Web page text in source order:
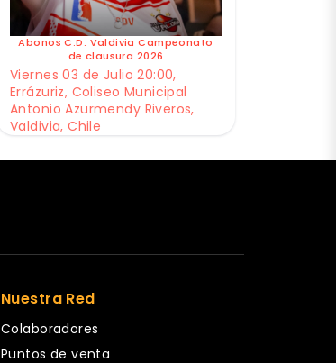
Abonos C.D. Valdivia Campeonato
de clausura 2026
Viernes 03 de Julio 20:00,
Errázuriz, Coliseo Municipal
Antonio Azurmendy Riveros,
Valdivia, Chile
Nuestra Red
Colaboradores
Puntos de venta